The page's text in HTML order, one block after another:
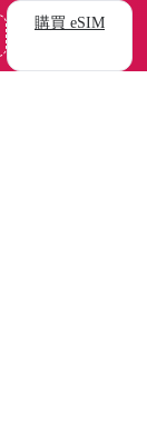
購買 eSIM